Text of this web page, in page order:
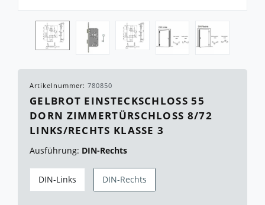
Artikelnummer: 780850
GELBROT EINSTECKSCHLOSS 55 D
ORN ZIMMERTÜRSCHLOSS 8/72 L
INKS/RECHTS KLASSE 3
Ausführung: DIN-Rechts
DIN-Links DIN-Rechts